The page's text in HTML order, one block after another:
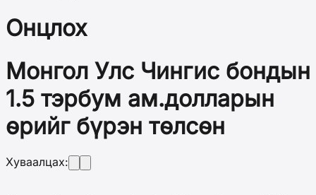
Онцлох
Монгол Улс Чингис бондын
1.5 тэрбум ам.долларын
өрийг бүрэн төлсөн
Хуваалцах: